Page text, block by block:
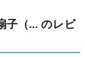
子（... のレビ